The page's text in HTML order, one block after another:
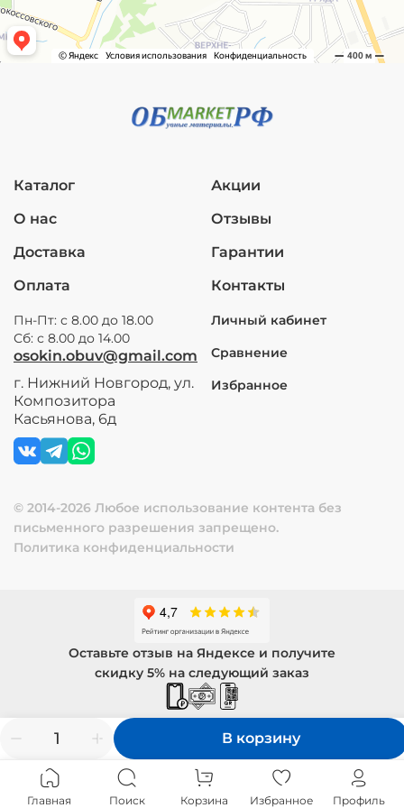
В корзину
Каталог
О нас
Доставка
Оплата
Акции
Отзывы
Гарантии
Контакты
Пн-Пт: с 8.00 до 18.00
Сб: с 8.00 до 14.00
osokin.obuv@gmail.com
г. Нижний Новгород, ул.
Композитора
Касьянова, 6д
Личный кабинет
Сравнение
Избранное
© 2014-2026 Любое использование контента без
письменного разрешения запрещено.
Политика конфиденциальности
Оставьте отзыв на Яндексе и получите
скидку 5% на следующий заказ
Главная Поиск Корзина Избранное Профиль